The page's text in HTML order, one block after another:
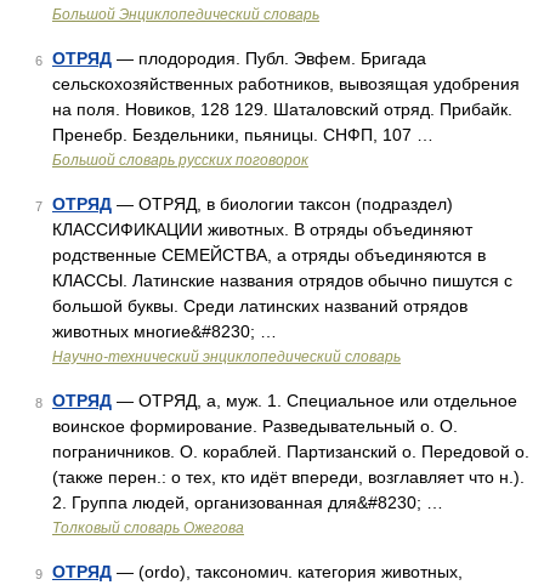
Большой Энциклопедический словарь
6 ОТРЯД — плодородия. Публ. Эвфем. Бригада
сельскохозяйственных работников, вывозящая удобрения
на поля. Новиков, 128 129. Шаталовский отряд. Прибайк.
Пренебр. Бездельники, пьяницы. СНФП, 107 …
Большой словарь русских поговорок
7 ОТРЯД — ОТРЯД, в биологии таксон (подраздел)
КЛАССИФИКАЦИИ животных. В отряды объединяют
родственные СЕМЕЙСТВА, а отряды объединяются в
КЛАССЫ. Латинские названия отрядов обычно пишутся с
большой буквы. Среди латинских названий отрядов
животных многие&#8230; …
Научно-технический энциклопедический словарь
8 ОТРЯД — ОТРЯД, а, муж. 1. Специальное или отдельное
воинское формирование. Разведывательный о. О.
пограничников. О. кораблей. Партизанский о. Передовой о.
(также перен.: о тех, кто идёт впереди, возглавляет что н.).
2. Группа людей, организованная для&#8230; …
Толковый словарь Ожегова
9 ОТРЯД — (ordo), таксономич. категория животных,